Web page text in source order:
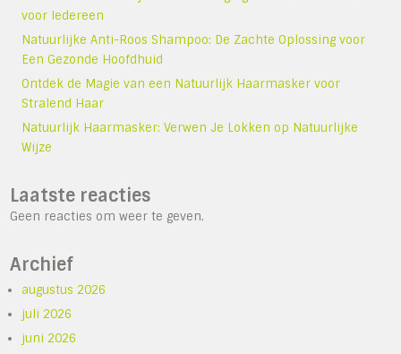
voor Iedereen
Natuurlijke Anti-Roos Shampoo: De Zachte Oplossing voor
Een Gezonde Hoofdhuid
Ontdek de Magie van een Natuurlijk Haarmasker voor
Stralend Haar
Natuurlijk Haarmasker: Verwen Je Lokken op Natuurlijke
Wijze
Laatste reacties
Geen reacties om weer te geven.
Archief
augustus 2026
juli 2026
juni 2026